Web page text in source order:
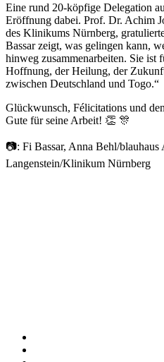
Eine rund 20-köpfige Delegation
Eröffnung dabei. Prof. Dr. Achim
des Klinikums Nürnberg,
Bassar zeigt, was gelingen kann,
hinweg zusammenarbeiten. Sie ist
Hoffnung, der Heilung, der
zwischen Deutschland und Togo.“
Glückwunsch, Félicitations und
Gute für seine Arbeit! 👏 🎊
📷: Fi Bassar, Anna Behl/
Langenstein/Klinikum Nürnberg